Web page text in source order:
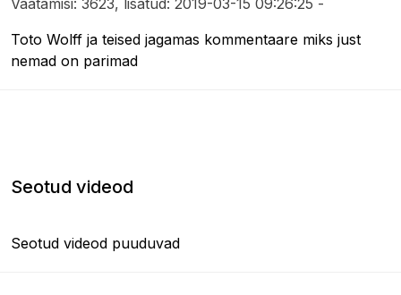
Vaatamisi: 3623, lisatud: 2019-03-15 09:26:25 -
Toto Wolff ja teised jagamas kommentaare miks just
nemad on parimad
Seotud videod
Seotud videod puuduvad